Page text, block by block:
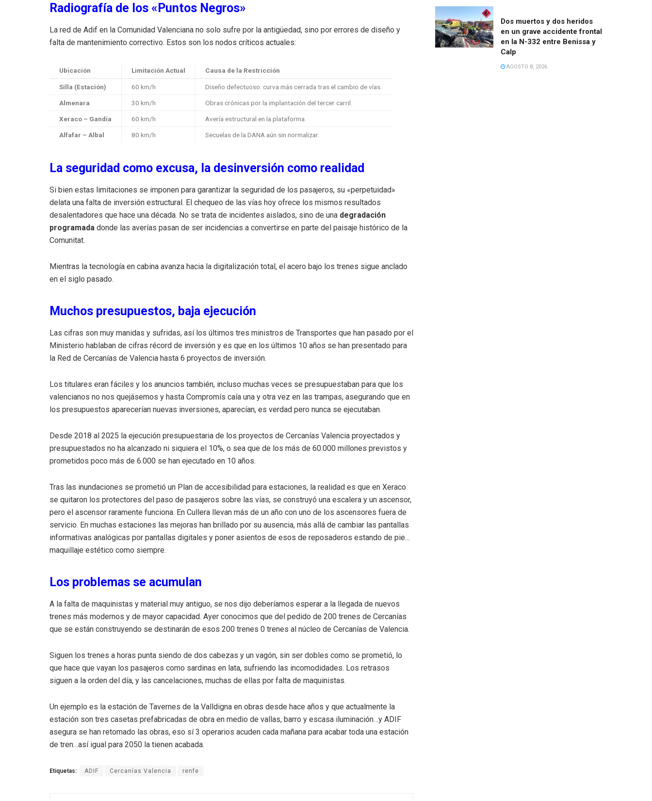
Radiografía de los «Puntos Negros»
La red de Adif en la Comunidad Valenciana no solo sufre por la antigüedad, sino por errores de diseño y
falta de mantenimiento correctivo. Estos son los nodos críticos actuales:
Ubicación Limitación Actual Causa de la Restricción
Silla (Estación) 60 km/h Diseño defectuoso: curva más cerrada tras el cambio de vías.
Almenara 30 km/h Obras crónicas por la implantación del tercer carril.
Xeraco – Gandía 60 km/h Avería estructural en la plataforma.
Alfafar – Albal 80 km/h Secuelas de la DANA aún sin normalizar.
La seguridad como excusa, la desinversión como realidad
Si bien estas limitaciones se imponen para garantizar la seguridad de los pasajeros, su «perpetuidad»
delata una falta de inversión estructural. El chequeo de las vías hoy ofrece los mismos resultados
desalentadores que hace una década. No se trata de incidentes aislados, sino de una degradación
programada donde las averías pasan de ser incidencias a convertirse en parte del paisaje histórico de la
Comunitat.
Mientras la tecnología en cabina avanza hacia la digitalización total, el acero bajo los trenes sigue anclado
en el siglo pasado.
Muchos presupuestos, baja ejecución
Las cifras son muy manidas y sufridas, así los últimos tres ministros de Transportes que han pasado por el
Ministerio hablaban de cifras récord de inversión y es que en los últimos 10 años se han presentado para
la Red de Cercanías de Valencia hasta 6 proyectos de inversión.
Los titulares eran fáciles y los anuncios también, incluso muchas veces se presupuestaban para que los
valencianos no nos quejásemos y hasta Compromís caía una y otra vez en las trampas, asegurando que en
los presupuestos aparecerían nuevas inversiones, aparecían, es verdad pero nunca se ejecutaban.
Desde 2018 al 2025 la ejecución presupuestaria de los proyectos de Cercanías Valencia proyectados y
presupuestados no ha alcanzado ni siquiera el 10%, o sea que de los más de 60.000 millones previstos y
prometidos poco más de 6.000 se han ejecutado en 10 años.
Tras las inundaciones se prometió un Plan de accesibilidad para estaciones, la realidad es que en Xeraco
se quitaron los protectores del paso de pasajeros sobre las vías, se construyó una escalera y un ascensor,
pero el ascensor raramente funciona. En Cullera llevan más de un año con uno de los ascensores fuera de
servicio. En muchas estaciones las mejoras han brillado por su ausencia, más allá de cambiar las pantallas
informativas analógicas por pantallas digitales y poner asientos de esos de reposaderos estando de pie…
maquillaje estético como siempre.
Los problemas se acumulan
A la falta de maquinistas y material muy antiguo, se nos dijo deberíamos esperar a la llegada de nuevos
trenes más modernos y de mayor capacidad. Ayer conocimos que del pedido de 200 trenes de Cercanías
que se están construyendo se destinarán de esos 200 trenes 0 trenes al núcleo de Cercanías de Valencia.
Siguen los trenes a horas punta siendo de dos cabezas y un vagón, sin ser dobles como se prometió, lo
que hace que vayan los pasajeros como sardinas en lata, sufriendo las incomodidades. Los retrasos
siguen a la orden del día, y las cancelaciones, muchas de ellas por falta de maquinistas.
Un ejemplo es la estación de Tavernes de la Valldigna en obras desde hace años y que actualmente la
estación son tres casetas prefabricadas de obra en medio de vallas, barro y escasa iluminación…y ADIF
asegura se han retomado las obras, eso sí 3 operarios acuden cada mañana para acabar toda una estación
de tren…así igual para 2050 la tienen acabada.
Etiquetas: ADIF Cercanías Valencia renfe
Dos muertos y dos heridos
en un grave accidente frontal
en la N-332 entre Benissa y
Calp
AGOSTO 8, 2026